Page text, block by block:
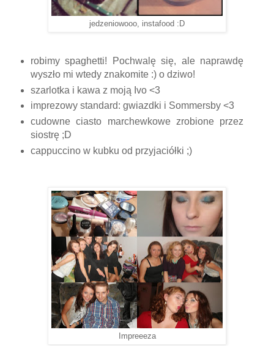
jedzeniowooo, instafood :D
robimy spaghetti! Pochwalę się, ale naprawdę
wyszło mi wtedy znakomite :) o dziwo!
szarlotka i kawa z moją Ivo <3
imprezowy standard: gwiazdki i Sommersby <3
cudowne ciasto marchewkowe zrobione przez
siostrę ;D
cappuccino w kubku od przyjaciółki ;)
Impreeeza